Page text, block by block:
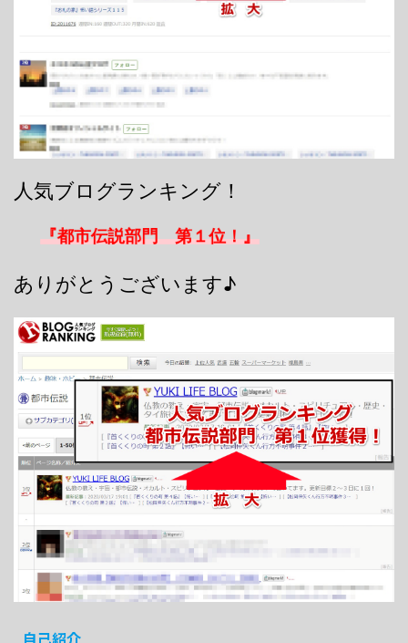
人気ブログランキング！
『都市伝説部門 第１位！』
ありがとうございます♪
自己紹介